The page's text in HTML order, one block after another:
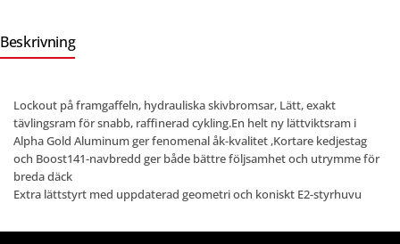
Beskrivning
Lockout på framgaffeln, hydrauliska skivbromsar, Lätt, exakt
tävlingsram för snabb, raffinerad cykling.En helt ny lättviktsram i
Alpha Gold Aluminum ger fenomenal åk-kvalitet ,Kortare kedjestag
och Boost141-navbredd ger både bättre följsamhet och utrymme för
breda däck
Extra lättstyrt med uppdaterad geometri och koniskt E2-styrhuvu